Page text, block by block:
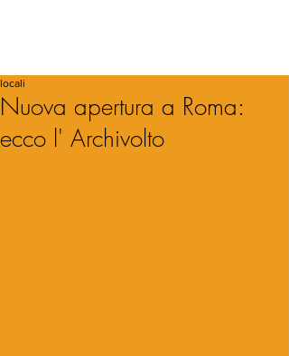
Nuova apertura a Roma:
ecco l' Archivolto
locali